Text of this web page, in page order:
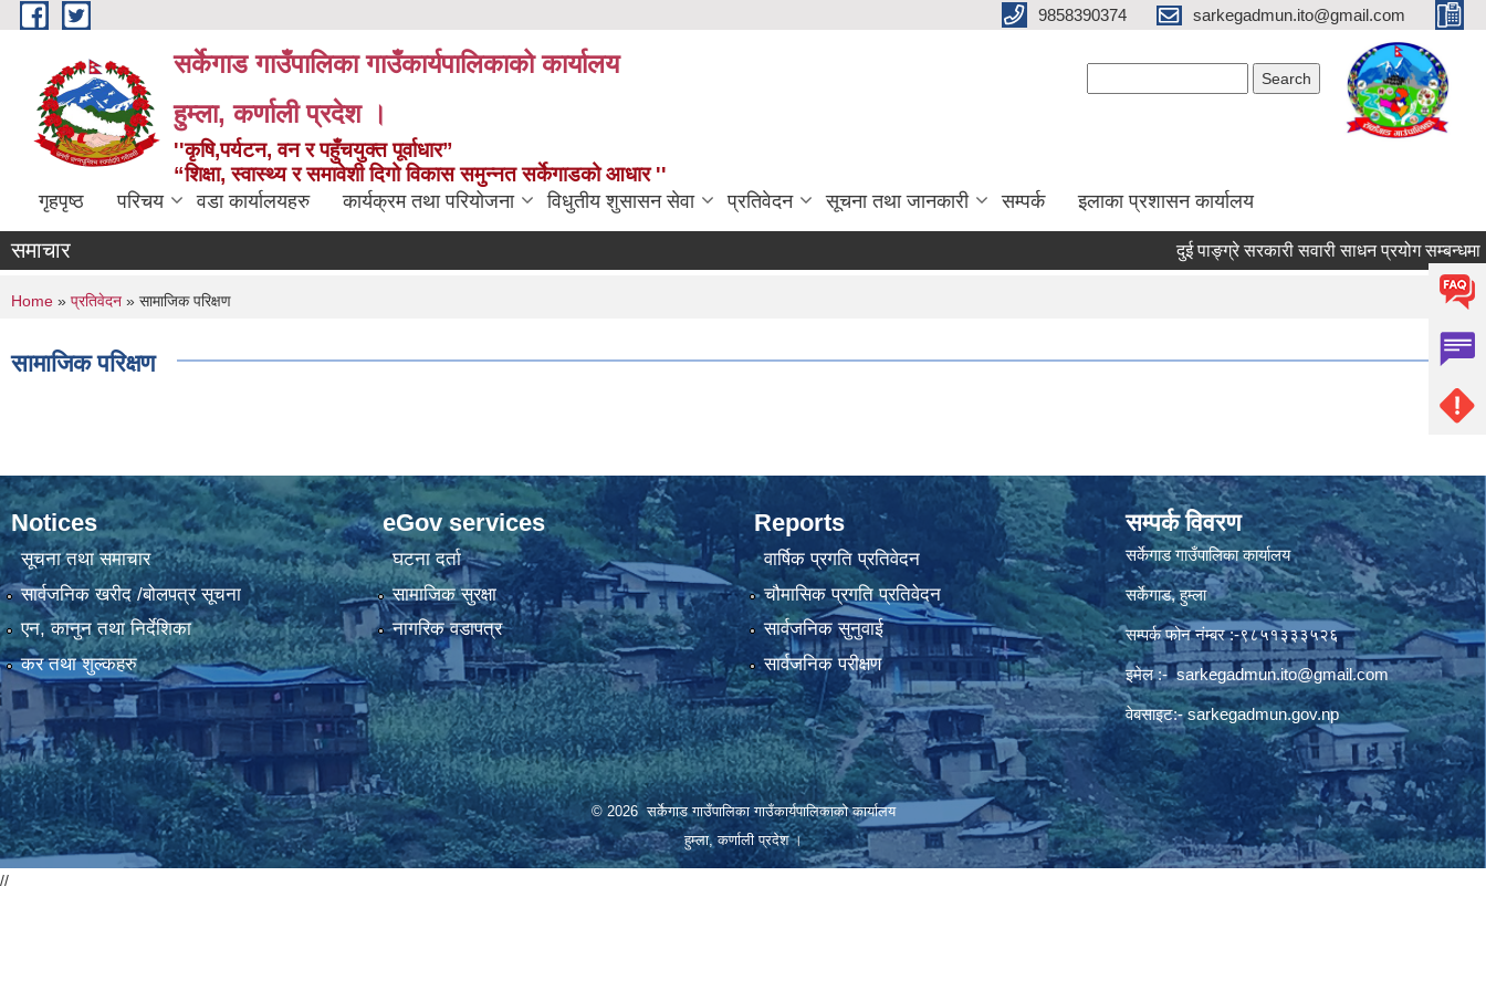
Skip to main content 9858390374 sarkegadmun.ito@gmail.com
सर्केगाड गाउँपालिका गाउँकार्यपालिकाको कार्यालय
हुम्ला, कर्णाली प्रदेश ।
''कृषि,पर्यटन, वन र पहुँचयुक्त पूर्वाधार”
“शिक्षा, स्वास्थ्य र समावेशी दिगो विकास समुन्नत सर्केगाडको आधार ''
गृहपृष्ठ परिचय वडा कार्यालयहरु कार्यक्रम तथा परियोजना विधुतीय शुसासन सेवा प्रतिवेदन सूचना तथा जानकारी सम्पर्क इलाका प्रशासन कार्यालय
समाचार दुई पाङ्ग्रे सरकारी सवारी साधन प्रयोग सम्बन्धमा ।
You are here
Home » प्रतिवेदन » सामाजिक परिक्षण
सामाजिक परिक्षण
Notices
सूचना तथा समाचार
सार्वजनिक खरीद /बोलपत्र सूचना
एन, कानुन तथा निर्देशिका
कर तथा शुल्कहरु
eGov services
घटना दर्ता
सामाजिक सुरक्षा
नागरिक वडापत्र
Reports
वार्षिक प्रगति प्रतिवेदन
चौमासिक प्रगति प्रतिवेदन
सार्वजनिक सुनुवाई
सार्वजनिक परीक्षण
सम्पर्क विवरण
सर्केगाड गाउँपालिका कार्यालय
सर्केगाड, हुम्ला
सम्पर्क फोन नंम्बर :-९८५१३३३५२६
इमेल :-sarkegadmun.ito@gmail.com
वेबसाइट:- sarkegadmun.gov.np
© 2026 सर्केगाड गाउँपालिका गाउँकार्यपालिकाको कार्यालय
हुम्ला, कर्णाली प्रदेश ।
//